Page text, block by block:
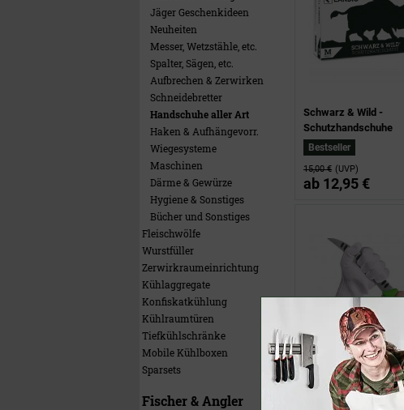
Jäger Geschenkideen
Neuheiten
Messer, Wetzstähle, etc.
Spalter, Sägen, etc.
Aufbrechen & Zerwirken
Schneidebretter
Handschuhe aller Art
Haken & Aufhängevorr.
Wiegesysteme
Maschinen
Därme & Gewürze
Hygiene & Sonstiges
Bücher und Sonstiges
Fleischwölfe
Wurstfüller
Zerwirkraumeinrichtung
Kühlaggregate
Konfiskatkühlung
Kühlraumtüren
Tiefkühlschränke
Mobile Kühlboxen
Sparsets
Fischer & Angler
Schwarz & Wild -
Schutzhandschuhe
Bestseller
15,00 € (UVP)
ab 12,95 €